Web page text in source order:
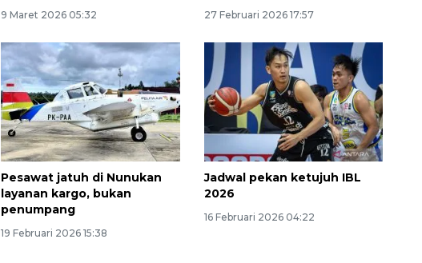
9 Maret 2026 05:32 27 Februari 2026 17:57
Pesawat jatuh di Nunukan
layanan kargo, bukan
penumpang
19 Februari 2026 15:38
Jadwal pekan ketujuh IBL
2026
16 Februari 2026 04:22